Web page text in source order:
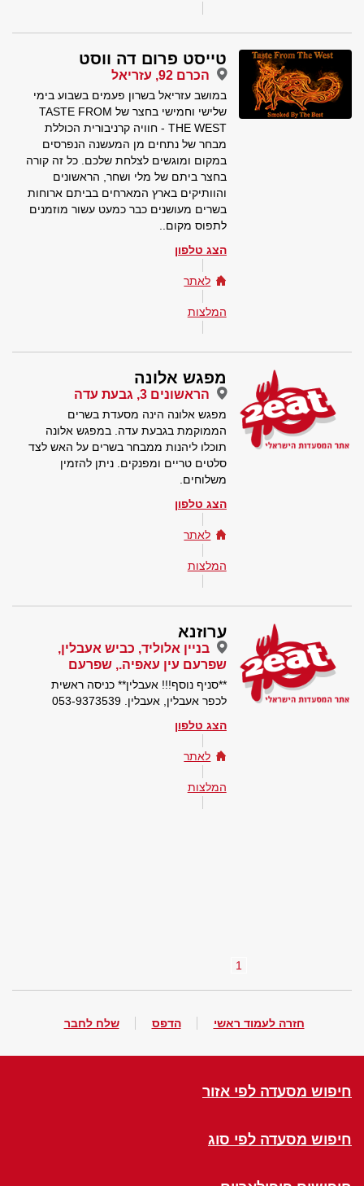
טייסט פרום דה ווסט
הכרם 92, עזריאל
במושב עזריאל בשרון פעמים בשבוע בימי
שלישי וחמישי בחצר של TASTE FROM
THE WEST - חוויה קרניבורית הכוללת
מבחר של נתחים מן המעשנה הנפרסים
במקום ומוגשים לצלחת שלכם. כל זה קורה
בחצר ביתם של מלי ושחר, הראשונים
והוותיקים בארץ המארחים בביתם ארוחות
בשרים מעושנים כבר כמעט עשור מוזמנים
לתפוס מקום..
הצג טלפון
לאתר
המלצות
מפגש אלונה
הראשונים 3, גבעת עדה
מפגש אלונה הינה מסעדת בשרים
הממוקמת בגבעת עדה. במפגש אלונה
תוכלו ליהנות ממבחר בשרים על האש לצד
סלטים טריים ומפנקים. ניתן להזמין
משלוחים.
הצג טלפון
לאתר
המלצות
ערוזנא
בניין אלוליד, כביש אעבלין,
שפרעם עין עאפיה., שפרעם
**סניף נוסף!!! אעבלין** כניסה ראשית
לכפר אעבלין, אעבלין. 053-9373539
הצג טלפון
לאתר
המלצות
1
חזרה לעמוד ראשי הדפס שלח לחבר
חיפוש מסעדה לפי אזור
חיפוש מסעדה לפי סוג